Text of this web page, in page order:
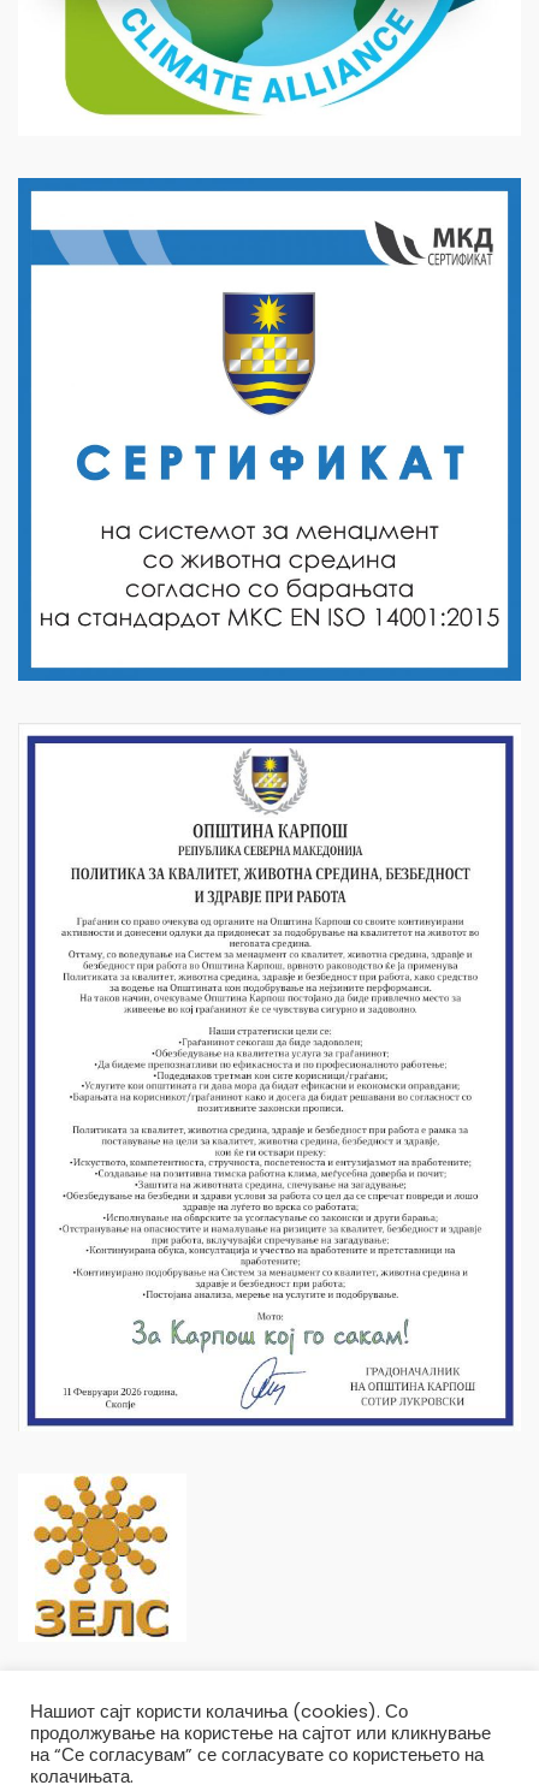
Нашиот сајт користи колачиња (cookies). Со
продолжување на користење на сајтот или кликнување
на “Се согласувам” се согласувате со користењето на
колачињата.